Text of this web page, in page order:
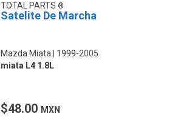
TOTAL PARTS
Satelite De Marcha
Mazda Miata
1999-2005
miata L4 1.8L
$48.00 MXN